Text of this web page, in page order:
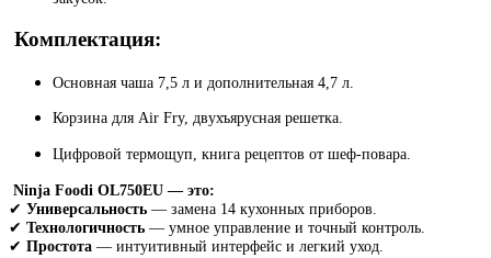
Комплектация:
Основная чаша 7,5 л и дополнительная 4,7 л.
Корзина для Air Fry, двухъярусная решетка.
Цифровой термощуп, книга рецептов от шеф-повара.
Ninja Foodi OL750EU — это:
✔ Универсальность — замена 14 кухонных приборов.
✔ Технологичность — умное управление и точный контроль.
✔ Простота — интуитивный интерфейс и легкий уход.